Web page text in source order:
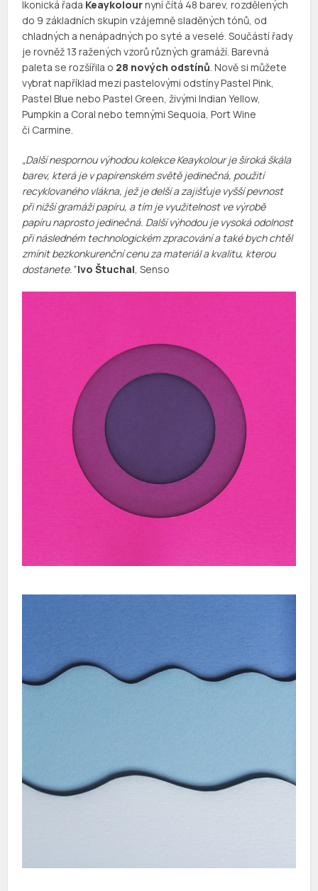
Ikonická řada Keaykolournyní čítá 48 barev, rozdělených
do 9 základních skupin vzájemně sladěných tónů, od
chladných a nenápadných po syté a veselé. Součástí řady
je rovněž 13 ražených vzorů různých gramáží. Barevná
paleta se rozšířila o 28 nových odstínů. Nově si můžete
vybrat například mezi pastelovými odstíny Pastel Pink,
Pastel Blue nebo Pastel Green, živými Indian Yellow,
Pumpkin a Coral nebo temnými Sequoia, Port Wine
či Carmine.
„Další nespornou výhodou kolekce Keaykolour je široká škála
barev, která je v papírenském světě jedinečná, použití
recyklovaného vlákna, jež je delší a zajišťuje vyšší pevnost
při nižší gramáži papíru, a tím je využitelnost ve výrobě
papíru naprosto jedinečná. Další výhodou je vysoká odolnost
při následném technologickém zpracování a také bych chtěl
zmínit bezkonkurenční cenu za materiál a kvalitu, kterou
dostanete.”Ivo Štuchal, Senso